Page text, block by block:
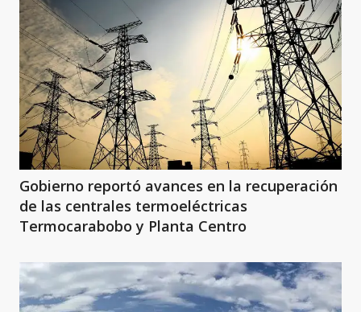
Gobierno reportó avances en la recuperación
de las centrales termoeléctricas
Termocarabobo y Planta Centro